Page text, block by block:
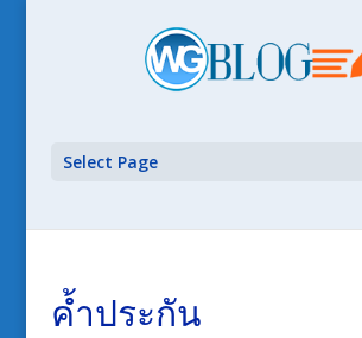
Select Page
ค้ำประกัน